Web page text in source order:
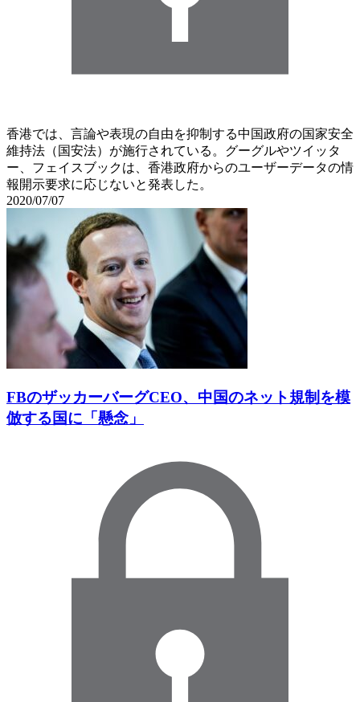
香港では、言論や表現の自由を抑制する中国政府の国家安全
維持法（国安法）が施行されている。グーグルやツイッタ
ー、フェイスブックは、香港政府からのユーザーデータの情
報開示要求に応じないと発表した。
2020/07/07
FBのザッカーバーグCEO、中国のネット規制を模
倣する国に「懸念」